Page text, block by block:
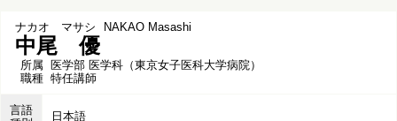
ナカオ マサシ NAKAO Masashi
中尾 優
所属 医学部 医学科（東京女子医科大学病院）
職種 特任講師
言語
日本語